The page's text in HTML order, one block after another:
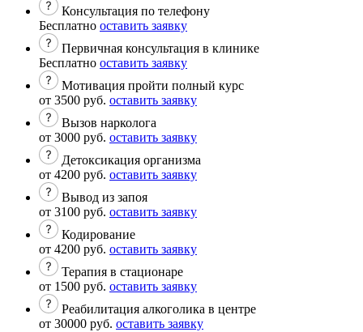
Консультация по телефону
Бесплатно оставить заявку
Первичная консультация в клинике
Бесплатно оставить заявку
Мотивация пройти полный курс
от 3500 руб. оставить заявку
Вызов нарколога
от 3000 руб. оставить заявку
Детоксикация организма
от 4200 руб. оставить заявку
Вывод из запоя
от 3100 руб. оставить заявку
Кодирование
от 4200 руб. оставить заявку
Терапия в стационаре
от 1500 руб. оставить заявку
Реабилитация алкоголика в центре
от 30000 руб. оставить заявку